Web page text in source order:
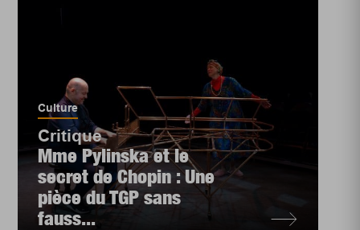
Culture
Critique
Mme Pylinska et le
secret de Chopin : Une
pièce du TGP sans
fauss...